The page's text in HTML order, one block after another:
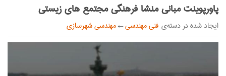
پاورپوینت مبانی منشا فرهنگی مجتمع های زیستی
ایجاد شده در دسته‌ی فنی مهندسی←مهندسی شهرسازی